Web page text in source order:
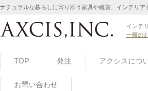
ナチュラルな暮らしに寄り添う家具や雑貨、インテリ
インテ
一般の
TOP 発注 アクシスにつ
お問い合わせ